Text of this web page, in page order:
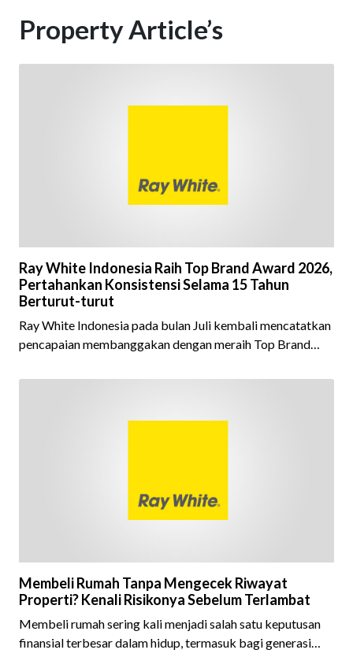
Property Article’s
Ray White Indonesia Raih Top Brand Award 2026,
Pertahankan Konsistensi Selama 15 Tahun
Berturut-turut
Ray White Indonesia pada bulan Juli kembali mencatatkan
pencapaian membanggakan dengan meraih Top Brand
ini menjadi semakin istimewa karena Ray White Indonesia
tahun berturut-turut, sebuah bukti nyata atas konsistensi,
Membeli Rumah Tanpa Mengecek Riwayat
Properti? Kenali Risikonya Sebelum Terlambat
Membeli rumah sering kali menjadi salah satu keputusan
finansial terbesar dalam hidup, termasuk bagi generasi